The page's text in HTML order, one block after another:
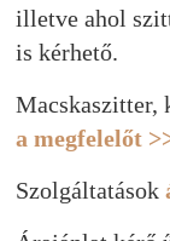
illetve ahol
is kérhető.
Macskaszitter,
a megfelelőt
Szolgáltatások